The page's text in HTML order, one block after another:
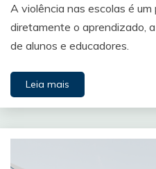
A violência nas escolas é
diretamente o aprendizado,
de alunos e educadores.
Leia mais